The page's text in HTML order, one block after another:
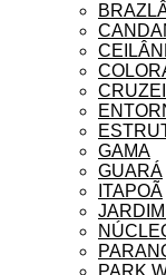
GAMA
GUARÁ
ITAPOÃ
PARK